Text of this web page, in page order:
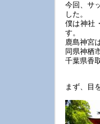
今回、サ
した。
僕は神社
す。
鹿島神宮
同県神栖
千葉県香
まず、目